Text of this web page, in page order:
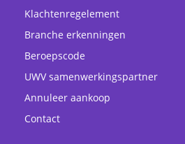
Klachtenregelement
Branche erkenningen
Beroepscode
UWV samenwerkingspartner
Annuleer aankoop
Contact